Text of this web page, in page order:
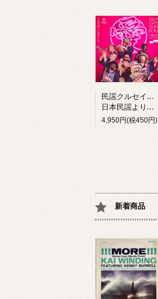
民謡クルセイダーズ
日本民謡より愛をこめて (LP)
4,950円(税450円)
新着商品